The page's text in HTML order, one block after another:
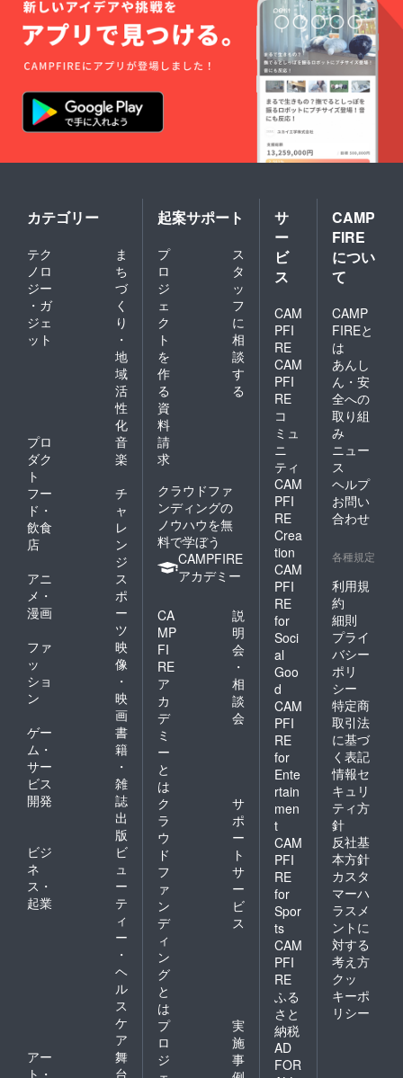
カテゴリー
テク
ノロ
ジー
・ガ
ジェ
ット
ま
ち
づ
く
り
・
地
域
活
性
化
プロ
ダク
ト
音
楽
フー
ド・
飲食
店
チ
ャ
レ
ン
ジ
アニ
メ・
漫画
ス
ポ
ー
ツ
ファ
ッ
ショ
ン
映
像
・
映
画
ゲー
ム・
サー
ビス
開発
書
籍
・
雑
誌
出
版
ビジ
ネ
ス・
起業
ビ
ュ
ー
テ
ィ
ー
・
ヘ
ル
ス
ケ
ア
アー
ト・
舞
台
起案サポート
プ
ロ
ジ
ェ
ク
ト
を
作
る
ス
タ
ッ
フ
に
相
談
す
る
資
料
請
求
クラウドファ
ンディングの
ノウハウを無
料で学ぼう
CAMPFIRE
アカデミー
CA
MP
FI
RE
ア
カ
デ
ミ
ー
と
は
説
明
会
・
相
談
会
ク
ラ
ウ
ド
フ
ァ
ン
デ
ィ
ン
グ
と
は
サ
ポ
ー
ト
サ
ー
ビ
ス
プ
ロ
ジ
実
施
事
サ
ー
ビ
ス
CAM
PFI
RE
CAM
PFI
RE
コ
ミュ
ニ
ティ
CAM
PFI
RE
Crea
tion
CAM
PFI
RE
for
Soci
al
Goo
d
CAM
PFI
RE
for
Ente
rtain
men
t
CAM
PFI
RE
for
Spor
ts
CAM
PFI
RE
ふる
さと
納税
AD
FOR
CAMP
FIRE
につい
て
CAMP
FIREと
は
あんし
ん・安
全への
取り組
み
ニュー
ス
ヘルプ
お問い
合わせ
各種規定
利用規
約
細則
プライ
バシー
ポリ
シー
特定商
取引法
に基づ
く表記
情報セ
キュリ
ティ方
針
反社基
本方針
カスタ
マーハ
ラスメ
ントに
対する
考え方
クッ
キーポ
リシー